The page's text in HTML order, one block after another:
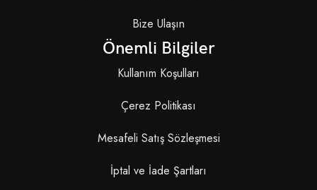
Bize Ulaşın
Önemli Bilgiler
Kullanım Koşulları
Çerez Politikası
Mesafeli Satış Sözleşmesi
İptal ve İade Şartları